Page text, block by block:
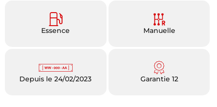
Essence Manuelle
Depuis le 24/02/2023 Garantie 12